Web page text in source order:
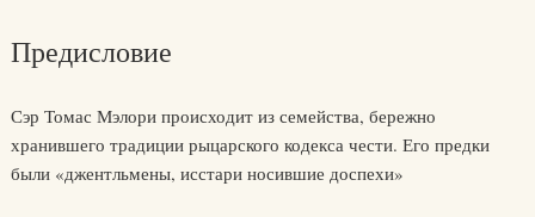
Предисловие
Сэр Томас Мэлори происходит из семейства, бережно
хранившего традиции рыцарского кодекса чести. Его предки
были «джентльмены, исстари носившие доспехи»